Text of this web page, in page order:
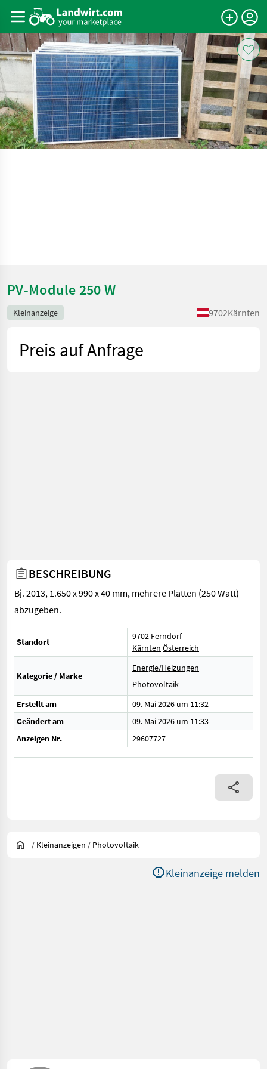
PV-Module 250 W
Kleinanzeige 9702Kärnten
Preis auf Anfrage
BESCHREIBUNG
Bj. 2013, 1.650 x 990 x 40 mm, mehrere Platten (250 Watt)
abzugeben.
Standort
9702 Ferndorf
Kärnten Österreich
Kategorie / Marke
Energie/Heizungen
Photovoltaik
Erstellt am
09. Mai 2026 um 11:32
Geändert am
09. Mai 2026 um 11:33
Anzeigen Nr.
29607727
/ Kleinanzeigen / Photovoltaik
Kleinanzeige melden